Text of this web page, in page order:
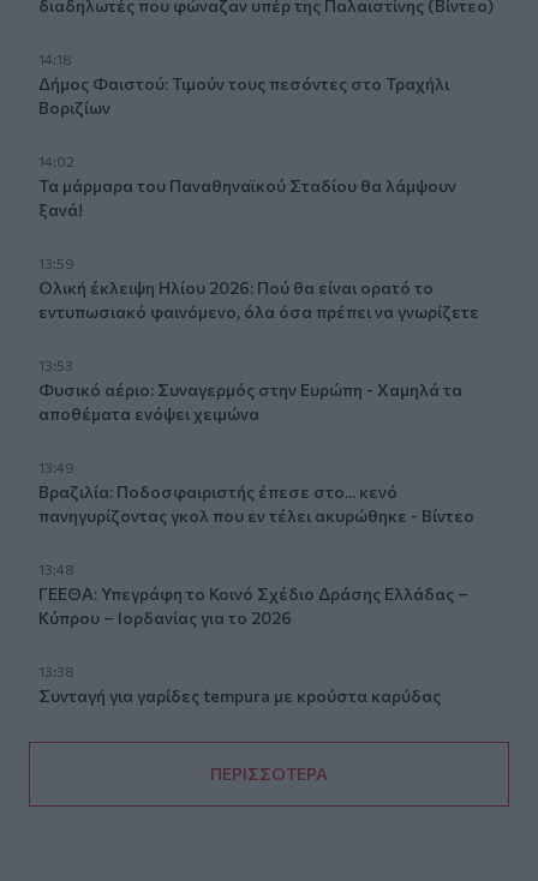
διαδηλωτές που φώναζαν υπέρ της Παλαιστίνης (Βίντεο)
14:18
Δήμος Φαιστού: Τιμούν τους πεσόντες στο Τραχήλι
Βοριζίων
14:02
Τα μάρμαρα του Παναθηναϊκού Σταδίου θα λάμψουν
ξανά!
13:59
Ολική έκλειψη Ηλίου 2026: Πού θα είναι ορατό το
εντυπωσιακό φαινόμενο, όλα όσα πρέπει να γνωρίζετε
13:53
Φυσικό αέριο: Συναγερμός στην Ευρώπη - Χαμηλά τα
αποθέματα ενόψει χειμώνα
13:49
Βραζιλία: Ποδοσφαιριστής έπεσε στο... κενό
πανηγυρίζοντας γκολ που εν τέλει ακυρώθηκε - Βίντεο
13:48
ΓΕΕΘΑ: Υπεγράφη το Κοινό Σχέδιο Δράσης Ελλάδας –
Κύπρου – Ιορδανίας για το 2026
13:38
Συνταγή για γαρίδες tempura με κρούστα καρύδας
ΠΕΡΙΣΣΟΤΕΡΑ